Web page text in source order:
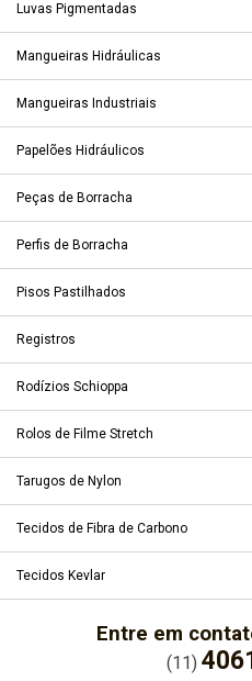
Luvas Pigmentadas
Mangueiras Hidráulicas
Mangueiras Industriais
Papelões Hidráulicos
Peças de Borracha
Perfis de Borracha
Pisos Pastilhados
Registros
Rodízios Schioppa
Rolos de Filme Stretch
Tarugos de Nylon
Tecidos de Fibra de Carbono
Tecidos Kevlar
Entre em
(11)